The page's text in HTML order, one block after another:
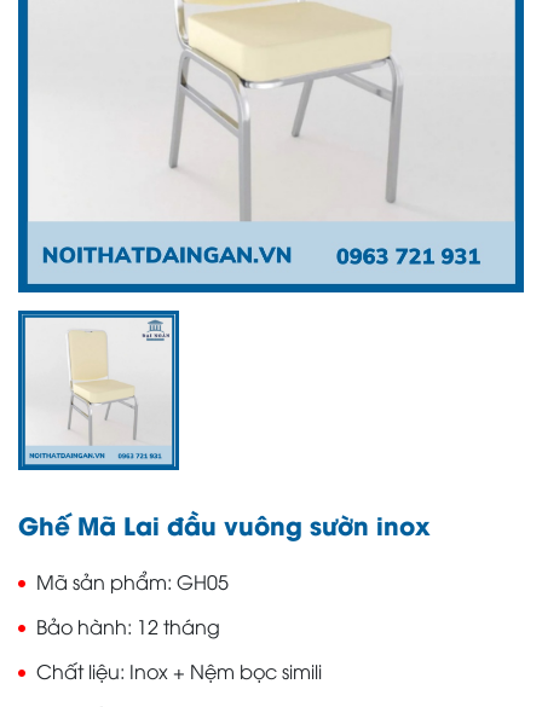
Ghế Mã Lai đầu vuông sườn inox
Mã sản phẩm GH05
Bảo hành 12 tháng
Chất liệu Inox + Nệm bọc simili